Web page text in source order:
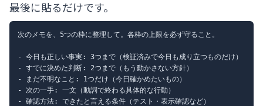
最後に貼るだけです。
次のメモを、5つの枠に整理して。各枠の上限を必ず守ること。
- 今日も正しい事実: 3つまで（検証済みで今日も成り立つものだけ）
- すでに決めた判断: 2つまで（もう動かさない方針）
- まだ不明なこと: 1つだけ（今日確かめたいもの）
- 次の一手: 一文（動詞で終わる具体的な行動）
- 確認方法: できたと言える条件（テスト・表示確認など）